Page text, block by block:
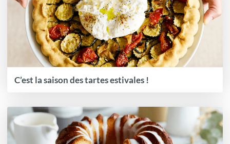
C’est la saison des tartes estivales !